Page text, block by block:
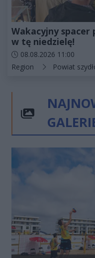
Wakacyjny spacer
w tę niedzielę!
Data dodania artykułu:
08.08.2026 11:00
Kategorie artykułu:
Region Powiat